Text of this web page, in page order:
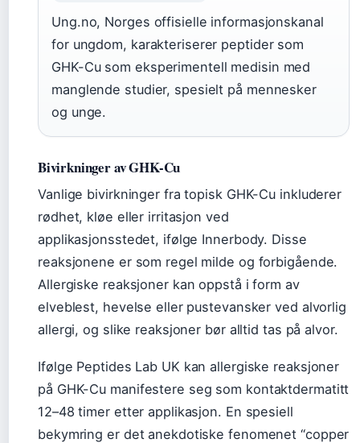
Ung.no, Norges offisielle informasjonskanal
for ungdom, karakteriserer peptider som
GHK-Cu som eksperimentell medisin med
manglende studier, spesielt på mennesker
og unge.
Bivirkninger av GHK-Cu
Vanlige bivirkninger fra topisk GHK-Cu inkluderer
rødhet, kløe eller irritasjon ved
applikasjonsstedet, ifølge Innerbody. Disse
reaksjonene er som regel milde og forbigående.
Allergiske reaksjoner kan oppstå i form av
elveblest, hevelse eller pustevansker ved alvorlig
allergi, og slike reaksjoner bør alltid tas på alvor.
Ifølge Peptides Lab UK kan allergiske reaksjoner
på GHK-Cu manifestere seg som kontaktdermatitt
12–48 timer etter applikasjon. En spesiell
bekymring er det anekdotiske fenomenet “copper